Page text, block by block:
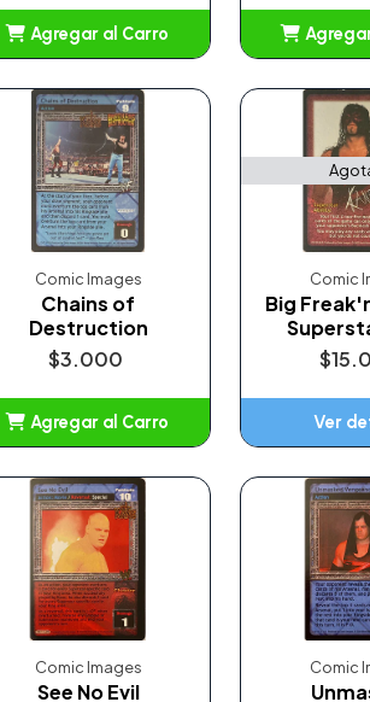
Agregar al Carro
Comic Images
Chains of
Destruction
$3.000
Agregar al Carro
Comic
Big
Ver
Comic Images
See No Evil
Comic